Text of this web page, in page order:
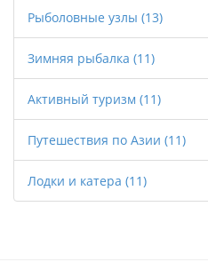
Рыболовные узлы (13)
Зимняя рыбалка (11)
Активный туризм (11)
Путешествия по Азии (11)
Лодки и катера (11)